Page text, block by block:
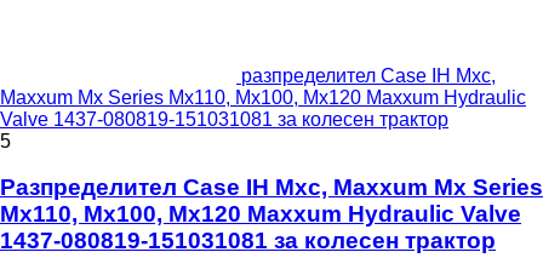
разпределител Case IH Mxc,
Maxxum Mx Series Mx110, Mx100, Mx120 Maxxum Hydraulic
Valve 1437-080819-151031081 за колесен трактор
5
Разпределител Case IH Mxc, Maxxum Mx Series
Mx110, Mx100, Mx120 Maxxum Hydraulic Valve
1437-080819-151031081 за колесен трактор